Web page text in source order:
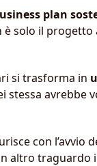
plan
solo il progetto
si trasforma in
stessa avrebbe
con l’avvio
altro